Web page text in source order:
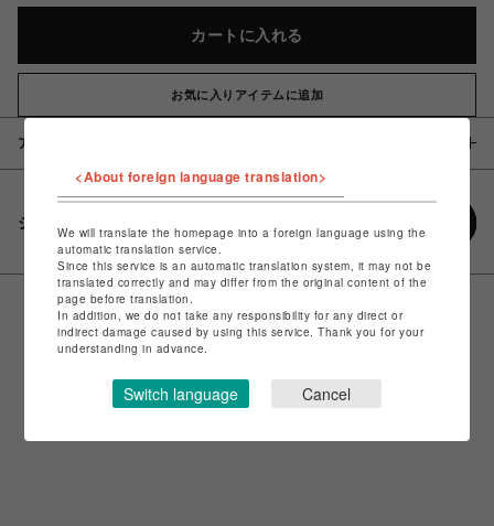
カートに入れる
お気に入りアイテムに追加
アイテム説明 / 素材
シェアする
<About foreign language translation>
We will translate the homepage into a foreign language using the
automatic translation service.
Since this service is an automatic translation system, it may not be
translated correctly and may differ from the original content of the
page before translation.
In addition, we do not take any responsibility for any direct or
indirect damage caused by using this service. Thank you for your
understanding in advance.
Switch language Cancel